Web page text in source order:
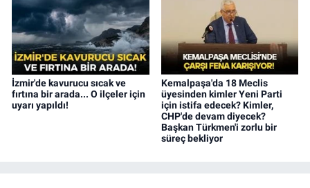
İzmir'de kavurucu sıcak ve
fırtına bir arada... O ilçeler için
uyarı yapıldı!
Kemalpaşa'da 18 Meclis
üyesinden kimler Yeni Parti
için istifa edecek? Kimler,
CHP'de devam diyecek?
Başkan Türkmen'i zorlu bir
süreç bekliyor